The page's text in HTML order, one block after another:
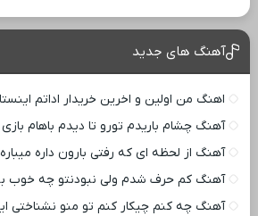
آهنگ های جدید
اهنگ من اولین و اخرین خریدار اداتم اینستا
آهنگ چشام باریدم تورو تا دیدم باهام
آهنگ از لحظه ای که رفتی بارون داره میباره
آهنگ کم حرف شدم ولی نبودنتو چه خوب
آهنگ چه کنم چیکار کنم تو منو نشناختی